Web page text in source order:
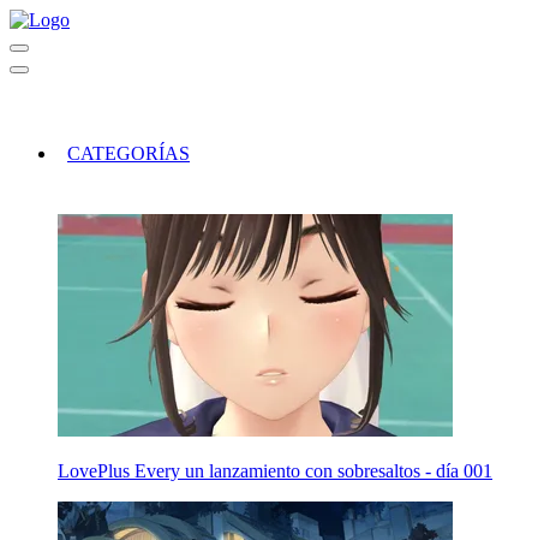
CATEGORÍAS
LovePlus Every un lanzamiento con sobresaltos - día 001